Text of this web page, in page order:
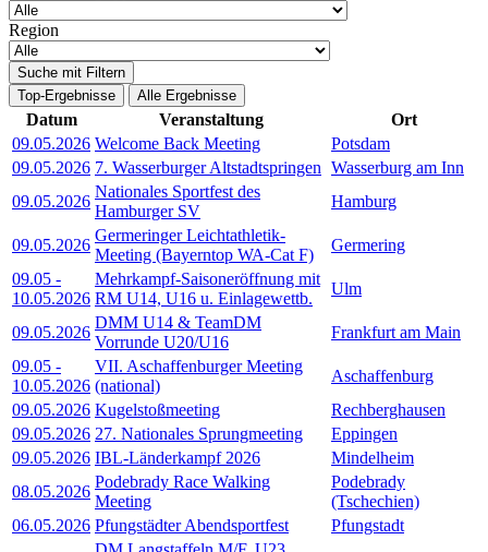
Region
Suche mit Filtern
Top-Ergebnisse
Alle Ergebnisse
Datum Veranstaltung
Ort
09.05.2026 Welcome Back Meeting
Potsdam
09.05.2026 7. Wasserburger Altstadtspringen Wasserburg am Inn
09.05.2026
Nationales Sportfest des
Hamburger SV
Hamburg
09.05.2026
Germeringer Leichtathletik-
Meeting (Bayerntop WA-Cat F)
Germering
09.05 -
10.05.2026
Mehrkampf-Saisoneröffnung mit
RM U14, U16 u. Einlagewettb.
Ulm
09.05.2026
DMM U14 & TeamDM
Vorrunde U20/U16
Frankfurt am Main
09.05 -
10.05.2026
VII. Aschaffenburger Meeting
(national)
Aschaffenburg
09.05.2026 Kugelstoßmeeting
Rechberghausen
09.05.2026 27. Nationales Sprungmeeting
Eppingen
09.05.2026 IBL-Länderkampf 2026
Mindelheim
08.05.2026
Podebrady Race Walking
Meeting
Podebrady
(Tschechien)
06.05.2026 Pfungstädter Abendsportfest
Pfungstadt